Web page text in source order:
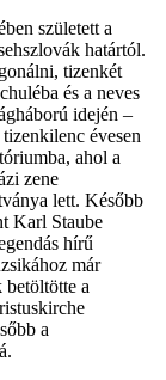
született a
határtól.
tizenkét
és a neves
idején –
évesen
ahol a
zene
lett. Később
Karl Staube
hírű
már
betöltötte a
a